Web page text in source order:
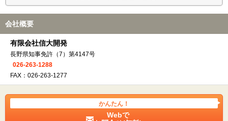
会社概要
有限会社信大開発
長野県知事免許（7）第4147号
026-263-1288
FAX：026-263-1277
かんたん！
Webで